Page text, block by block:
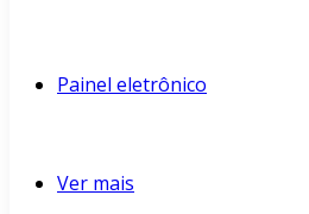
Painel eletrônico
Ver mais